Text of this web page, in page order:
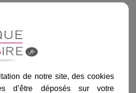
marque
livraison
avis clients
de notre site, des cookies
d’être déposés sur votre